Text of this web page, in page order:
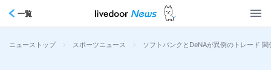
一覧
ニューストップ > スポーツニュース > ソフトバンクとDeNAが異例のトレード